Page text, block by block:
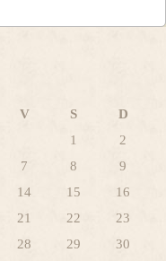
V S
D
1
2
7 8
9
14 15
16
21 22
23
28 29
30